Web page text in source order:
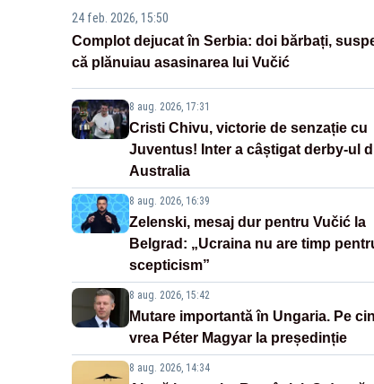
24 feb. 2026, 15:50
Complot dejucat în Serbia: doi bărbați,
că plănuiau asasinarea lui Vučić
8 aug. 2026, 17:31
Cristi Chivu, victorie de senzație cu
Juventus! Inter a câștigat derby-ul
Australia
8 aug. 2026, 16:39
Zelenski, mesaj dur pentru Vučić la
Belgrad: „Ucraina nu are timp
scepticism”
8 aug. 2026, 15:42
Mutare importantă în Ungaria. Pe
vrea Péter Magyar la președinție
8 aug. 2026, 14:34